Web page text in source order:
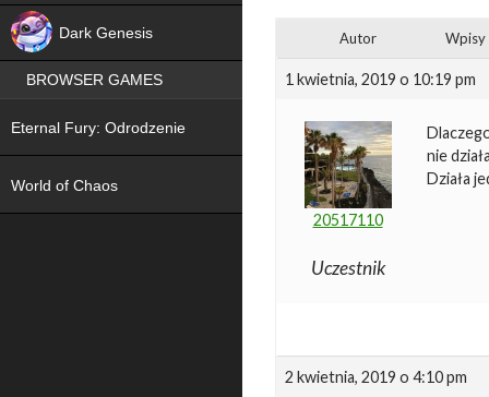
Autor Wpisy
1 kwietnia, 2019 o 10:19 pm
20517110
Uczestnik
nie
Działa
2 kwietnia, 2019 o 4:10 pm
Dark Genesis
BROWSER GAMES
Eternal Fury: Odrodzenie
World of Chaos